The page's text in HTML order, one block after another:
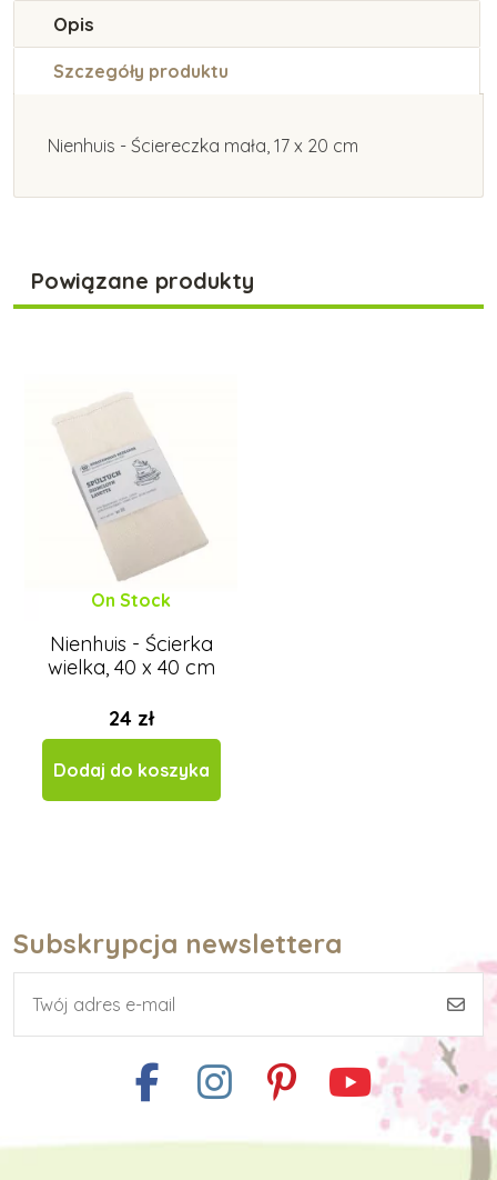
Opis
Szczegóły produktu
Nienhuis - Ściereczka mała, 17 x 20 cm
Powiązane produkty
On Stock
Nienhuis - Ścierka
wielka, 40 x 40 cm
24 zł
Dodaj do koszyka
Subskrypcja newslettera